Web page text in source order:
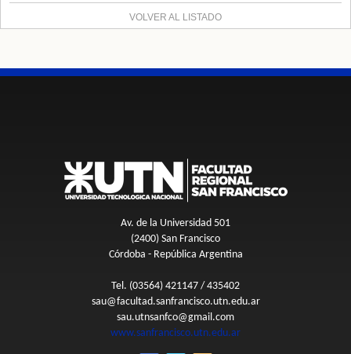
VOLVER AL LISTADO
Av. de la Universidad 501
(2400) San Francisco
Córdoba - República Argentina
Tel. (03564) 421147 / 435402
sau@facultad.sanfrancisco.utn.edu.ar
sau.utnsanfco@gmail.com
www.sanfrancisco.utn.edu.ar